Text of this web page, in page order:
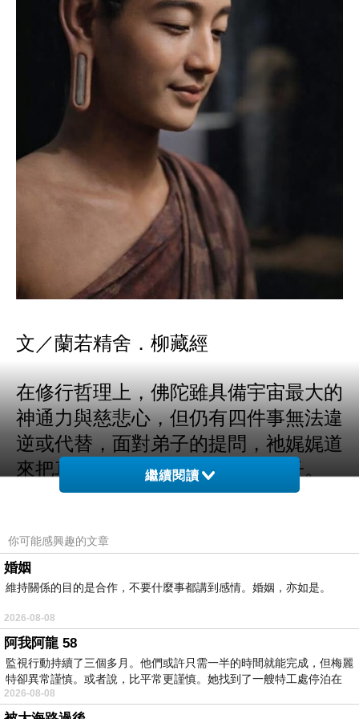
文／蘭若精舍．柳藏經
在修行哲理上，佛陀雖具備宇宙最大的
神通力與慈悲心，但仍有四件事無法違
逆或代替，面對弟子的提問，祂娓娓道
來把真實的人生實相告訴所有弟子。
悲，為何還有人受苦？」
「佛雖有宇宙最大的神通力，但是依然
有四件事是做不到的！」
第一、因果不可改：自因自果、自業自
報，别人是替代不了的，佛陀無法代替
受報或隨意更改因果法則（即「神通不
繼續閱讀
你可能感興趣的文章
婚姻
維持關係的目的是合作，不要什麼事都講到感情。婚姻，亦如是。
2026-08-08
阿我阿龍 58
監視行動持續了三個多月。他們或許只需一半的時間就能完成，但梅麗
特卻異常謹慎。或者說，比平常更謹慎。她找到了一艘特工處停泊在
2026-08-08